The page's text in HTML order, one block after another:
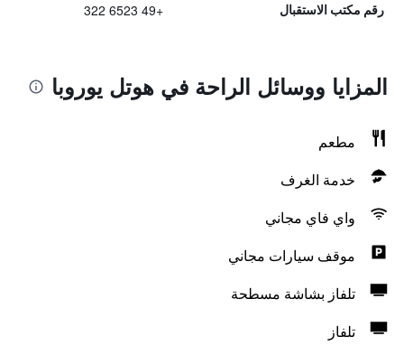
رقم مكتب الاستقبال +49 6523 322
المزايا ووسائل الراحة في هوتل يوروبا
مطعم
خدمة الغرف
واي فاي مجاني
موقف سيارات مجاني
تلفاز بشاشة مسطحة
تلفاز